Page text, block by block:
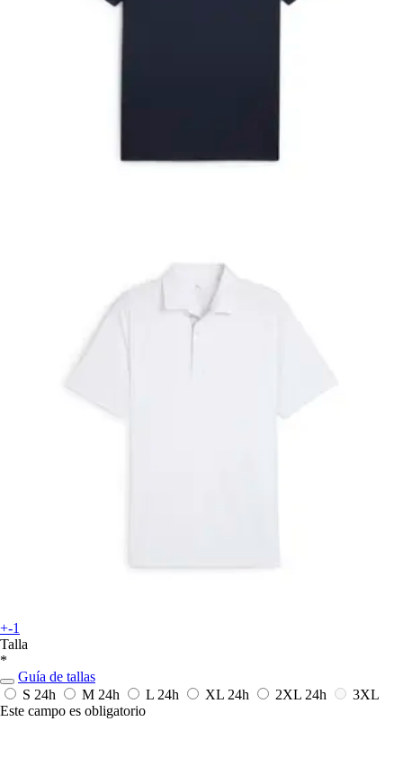
+-1
Talla
*
Guía de tallas
S 24h M 24h L 24h XL 24h 2XL 24h
3XL
Este campo es obligatorio